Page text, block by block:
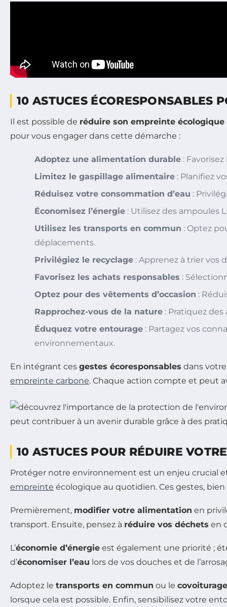
10 ASTUCES ÉCORESPONSABLES
Il est possible de réduire son empreinte écologique
pour vous engager dans cette démarche :
Adoptez une alimentation durable :
Limitez le gaspillage alimentaire : Planifiez
Réduisez votre consommation d’eau :
Économisez l’énergie : Utilisez des ampoules
Utilisez les transports en commun : Optez
déplacements.
Privilégiez le recyclage : Apprenez à trier vos
Favorisez les achats responsables :
Optez pour des vêtements d’occasion :
Rapprochez-vous de la nature : Pratiquez
Éduquez votre entourage : Partagez vos
environnementaux.
En intégrant ces gestes écoresponsables dans
empreinte carbone. Chaque action compte et peut
10 ASTUCES POUR RÉDUIRE
Protéger notre environnement est un enjeu crucial
empreinte écologique au quotidien. Ces gestes,
Premièrement, modifier votre alimentation en
transport. Ensuite, pensez à réduire vos déchets en
L’économie d’énergie est également une priorité ;
d’économiser l’eau lors de vos douches et de
Adoptez le transports en commun ou le covoiturage
lorsque cela est possible. Enfin, sensibilisez votre